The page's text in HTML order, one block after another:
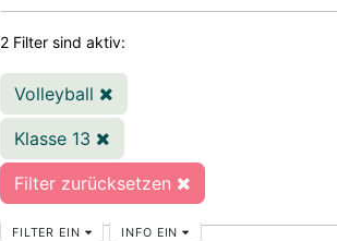
2 Filter sind aktiv:
Volleyball
Klasse 13
Filter zurücksetzen
FILTER EIN INFO EIN